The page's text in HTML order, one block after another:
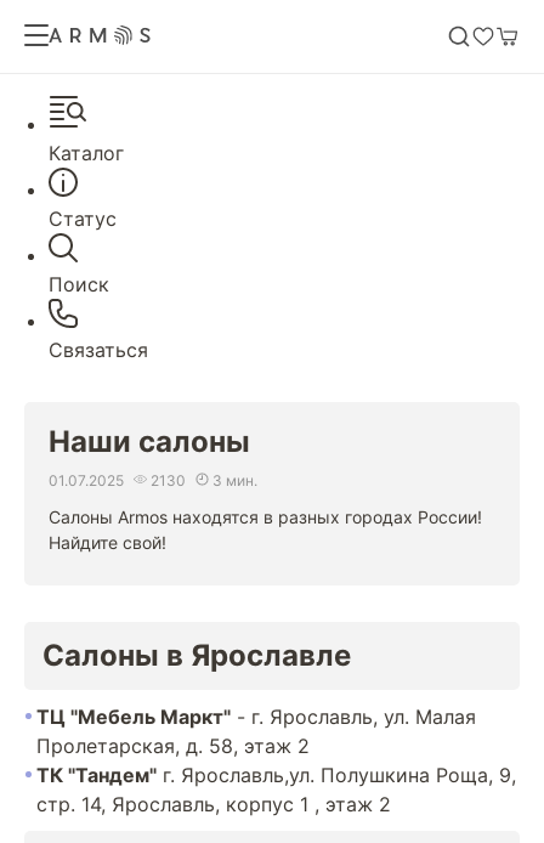
Каталог
Статус
Поиск
Связаться
Наши салоны
01.07.2025 2130 3 мин.
Салоны Armos находятся в разных городах России!
Найдите свой!
Салоны в Ярославле
ТЦ "Мебель Маркт" - г. Ярославль, ул. Малая
Пролетарская, д. 58, этаж 2
ТК "Тандем" г. Ярославль,ул. Полушкина Роща, 9,
стр. 14, Ярославль, корпус 1 , этаж 2